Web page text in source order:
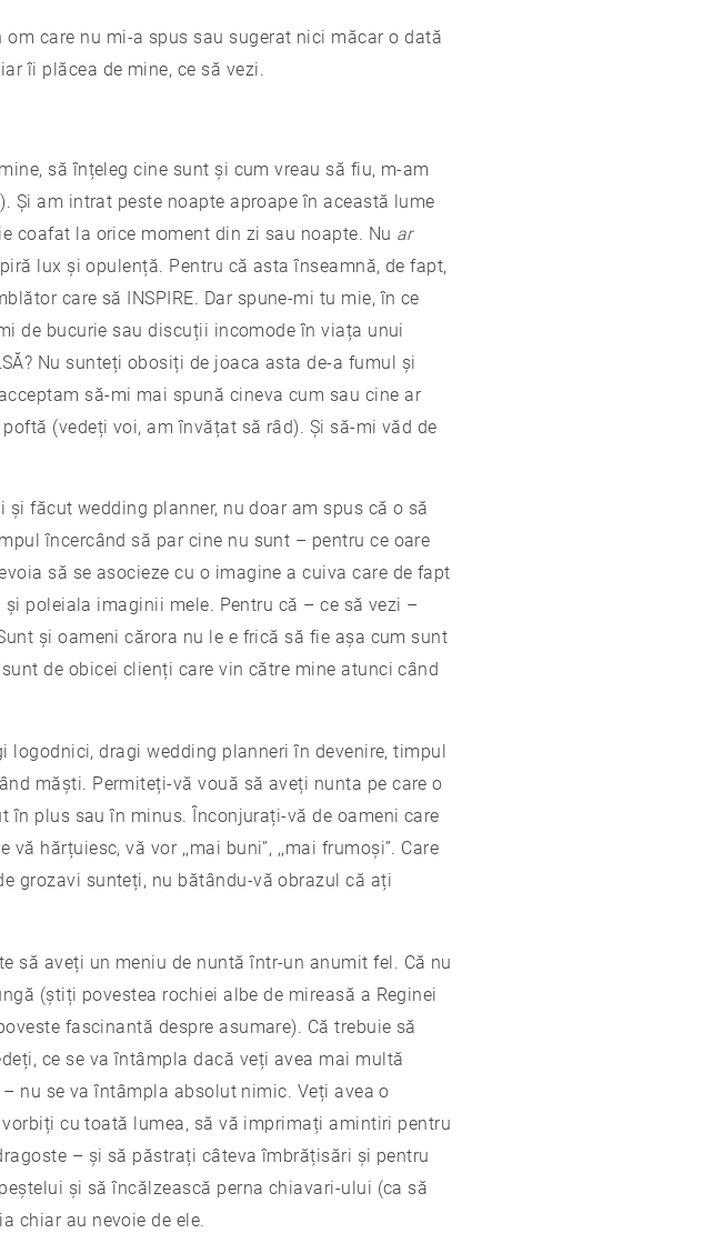
care nu mi-a spus sau sugerat nici măcar o dată
îi plăcea de mine, ce să vezi.
să înțeleg cine sunt și cum vreau să fiu, m-am
). Și am intrat peste noapte aproape în această lume
coafat la orice moment din zi sau noapte. Nu ar
lux și opulență. Pentru că asta înseamnă, de fapt,
care să INSPIRE. Dar spune-mi tu mie, în ce
de bucurie sau discuții incomode în viața unui
Nu sunteți obosiți de joaca asta de-a fumul și
să-mi mai spună cineva cum sau cine ar
(vedeți voi, am învățat să râd). Și să-mi văd de
făcut wedding planner, nu doar am spus că o să
încercând să par cine nu sunt – pentru ce oare
să se asocieze cu o imagine a cuiva care de fapt
poleiala imaginii mele. Pentru că – ce să vezi –
și oameni cărora nu le e frică să fie așa cum sunt
de obicei clienți care vin către mine atunci când
dragi wedding planneri în devenire, timpul
măști. Permiteți-vă vouă să aveți nunta pe care o
în plus sau în minus. Înconjurați-vă de oameni care
hărțuiesc, vă vor ,,mai buni”, ,,mai frumoși”. Care
grozavi sunteți, nu bătându-vă obrazul că ați
să aveți un meniu de nuntă într-un anumit fel. Că nu
(știți povestea rochiei albe de mireasă a Reginei
fascinantă despre asumare). Că trebuie să
ce se va întâmpla dacă veți avea mai multă
nu se va întâmpla absolut nimic. Veți avea o
cu toată lumea, să vă imprimați amintiri pentru
– și să păstrați câteva îmbrățisări și pentru
și să încălzească perna chiavari-ului (ca să
chiar au nevoie de ele.